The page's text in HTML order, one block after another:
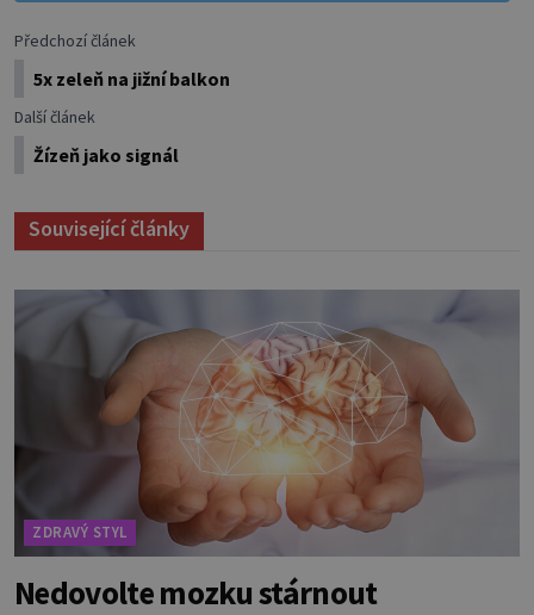
Předchozí článek
5x zeleň na jižní balkon
Další článek
Žízeň jako signál
Související články
ZDRAVÝ STYL
Nedovolte mozku stárnout